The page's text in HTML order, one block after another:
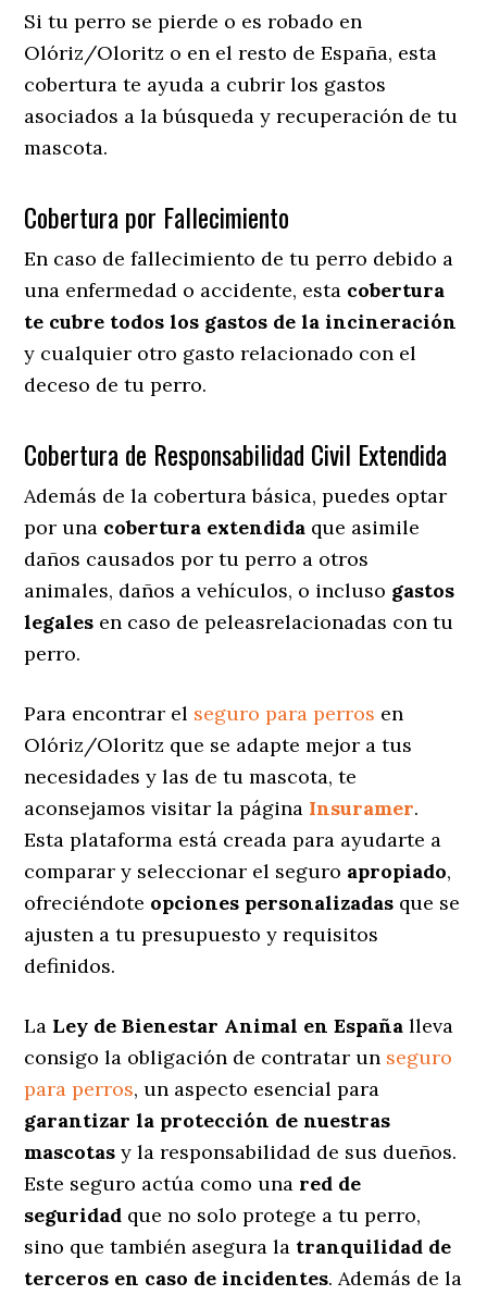
Si tu perro se pierde o es robado en
Olóriz/Oloritz o en el resto de España, esta
cobertura te ayuda a cubrir los gastos
asociados a la búsqueda y recuperación de tu
mascota.
Cobertura por Fallecimiento
En caso de fallecimiento de tu perro debido a
una enfermedad o accidente, esta cobertura
te cubre todos los gastos de la incineración
y cualquier otro gasto relacionado con el
deceso de tu perro.
Cobertura de Responsabilidad Civil Extendida
Además de la cobertura básica, puedes optar
por una cobertura extendida que asimile
daños causados por tu perro a otros
animales, daños a vehículos, o incluso gastos
legales en caso de peleasrelacionadas con tu
perro.
Para encontrar el seguro para perros en
Olóriz/Oloritz que se adapte mejor a tus
necesidades y las de tu mascota, te
aconsejamos visitar la página Insuramer.
Esta plataforma está creada para ayudarte a
comparar y seleccionar el seguro apropiado,
ofreciéndote opciones personalizadas que se
ajusten a tu presupuesto y requisitos
definidos.
La Ley de Bienestar Animal en España lleva
consigo la obligación de contratar un seguro
para perros, un aspecto esencial para
garantizar la protección de nuestras
mascotas y la responsabilidad de sus dueños.
Este seguro actúa como una red de
seguridad que no solo protege a tu perro,
sino que también asegura la tranquilidad de
terceros en caso de incidentes. Además de la